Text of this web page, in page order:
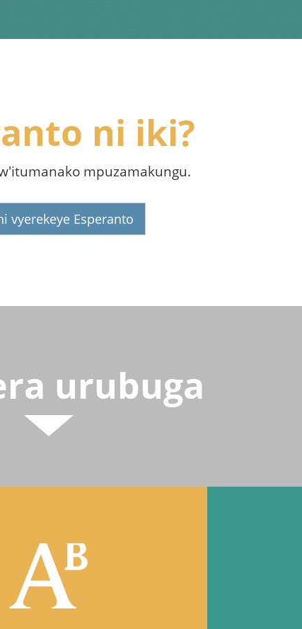
ni iki?
mpuzamakungu.
vyerekeye Esperanto
urubuga